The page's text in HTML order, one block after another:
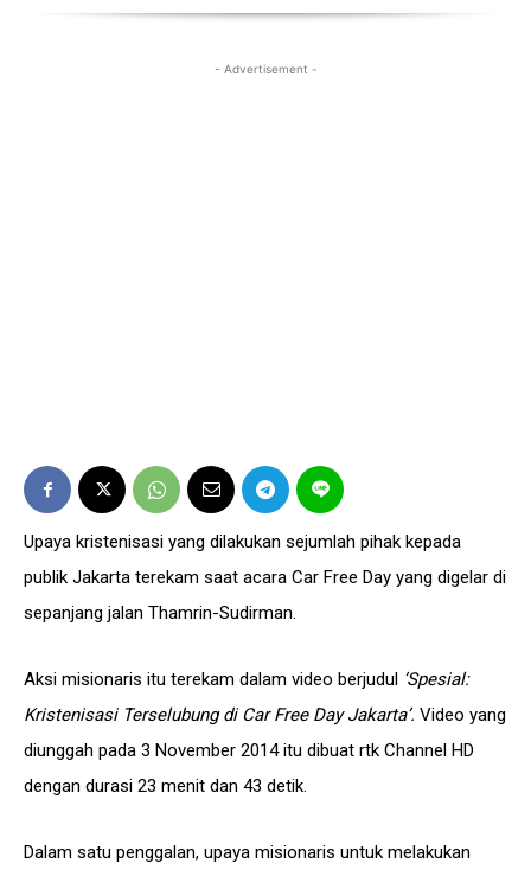
- Advertisement -
Upaya kristenisasi yang dilakukan sejumlah pihak kepada
publik Jakarta terekam saat acara Car Free Day yang digelar di
sepanjang jalan Thamrin-Sudirman.
Aksi misionaris itu terekam dalam video berjudul ‘Spesial:
Kristenisasi Terselubung di Car Free Day Jakarta’. Video yang
diunggah pada 3 November 2014 itu dibuat rtk Channel HD
dengan durasi 23 menit dan 43 detik.
Dalam satu penggalan, upaya misionaris untuk melakukan